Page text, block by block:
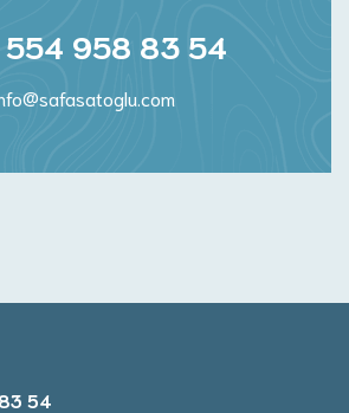
554 958 83 54
54